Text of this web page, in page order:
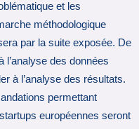
et les
méthodologique
par la suite exposée. De
l’analyse des données
à l’analyse des résultats.
permettant
européennes seront